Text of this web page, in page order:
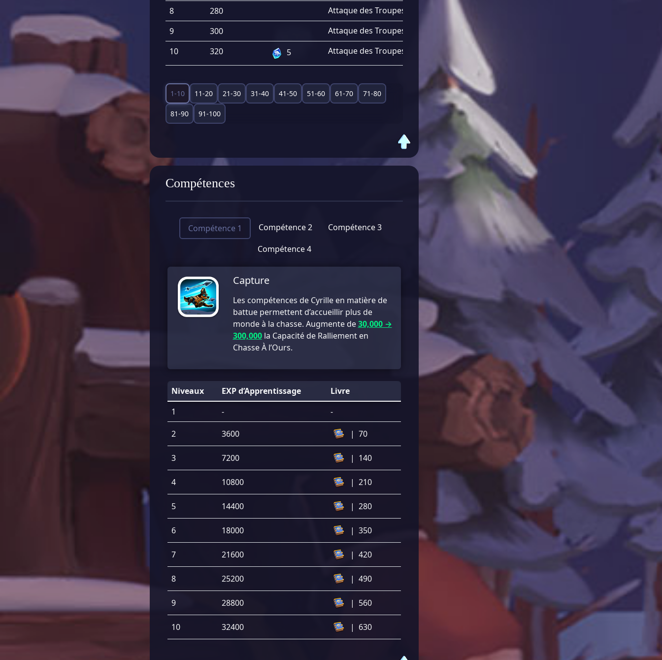
8
280 Attaque des Troupes
9
300 Attaque des Troupes
10
320 5 Attaque des Troupes
1-10 11-20 21-30 31-40 41-50 51-60 61-70 71-80
81-90 91-100
Compétences
Compétence 1 Compétence 2
Compétence 3
Compétence 4
Capture
Les compétences de Cyrille en matière de
battue permettent d’accueillir plus de
monde à la chasse. Augmente de30,000 →
300,000la Capacité de Ralliement en
Chasse À l’Ours.
Niveaux EXP d’Apprentissage
Livre
1
- -
2 3600 | 70
3 7200 | 140
4 10800 | 210
5 14400 | 280
6 18000 | 350
7 21600 | 420
8 25200 | 490
9 28800 | 560
10 32400 | 630